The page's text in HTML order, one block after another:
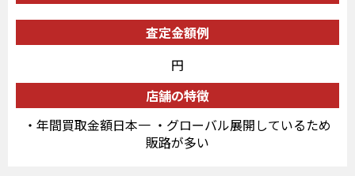
査定金額例
円
店舗の特徴
・年間買取金額日本一 ・グローバル展開しているため
販路が多い